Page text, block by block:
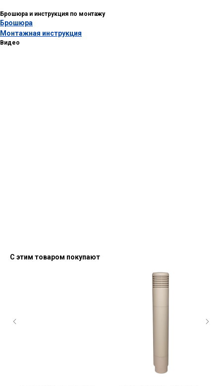
Брошюра и инструкция по монтажу
Брошюра
Монтажная инструкция
Видео
С этим товаром покупают